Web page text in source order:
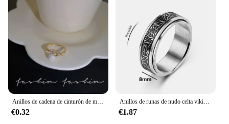
Anillos de cadena de cinturón de moda coreana de lujo para mujer y hombre, anillo de acero inoxidable chapado en oro, joyería estética, anillos para mujer
€0.32
Anillos de runas de nudo celta vikingo para hombres, Anillo giratorio de acero inoxidable antiestrés y ansiedad, Anillo giratorio
€1.87